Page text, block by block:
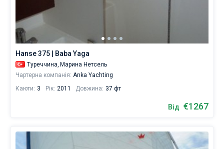
Hanse 375 | Baba Yaga
Туреччина, Марина Нетсель
Чартерна компанія: Anka Yachting
Каюти: 3 Рік: 2011 Довжина: 37 фт
Від €1267